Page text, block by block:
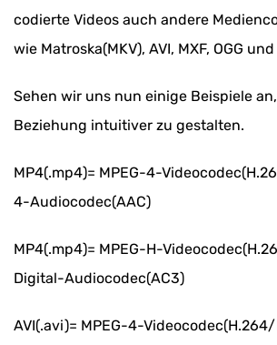
codierte Videos auch andere
wie Matroska(MKV), AVI, MXF, OGG
Sehen wir uns nun einige Beispiele
Beziehung intuitiver zu gestalten.
MP4(.mp4)= MPEG-4-
4-Audiocodec(AAC)
MP4(.mp4)= MPEG-H-
Digital-Audiocodec(AC3)
AVI(.avi)= MPEG-4-